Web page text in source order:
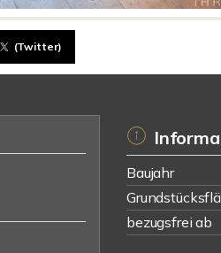
(Twitter)
Baujahr
bezugsfrei ab